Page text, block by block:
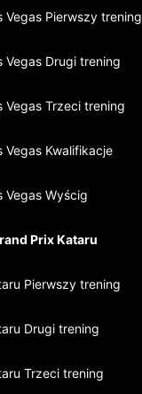
Vegas Pierwszy trening
Vegas Drugi trening
Vegas Trzeci trening
Vegas Kwalifikacje
Vegas Wyścig
Prix Kataru
Pierwszy trening
Drugi trening
Trzeci trening